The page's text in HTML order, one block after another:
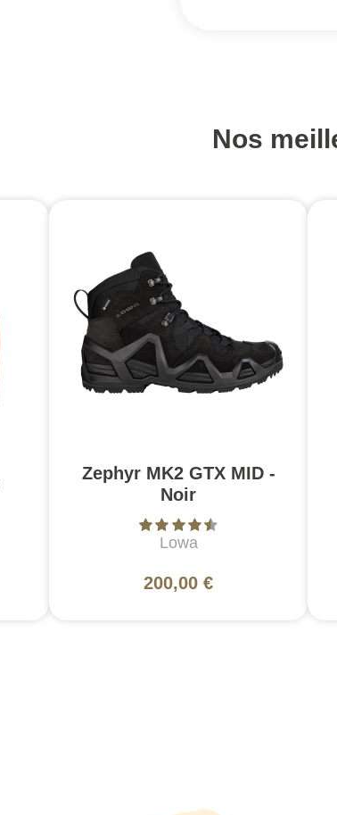
Nos
Zephyr MK2 GTX MID -
Noir
Lowa
200,00 €